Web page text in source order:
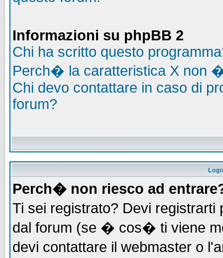
Informazioni su phpBB 2
Chi ha scritto questo
Perch� la caratteristica X non
Chi devo contattare in caso di
forum?
Perch� non riesco ad
Ti sei registrato? Devi registrarti
dal forum (se � cos� ti viene
devi contattare il webmaster o